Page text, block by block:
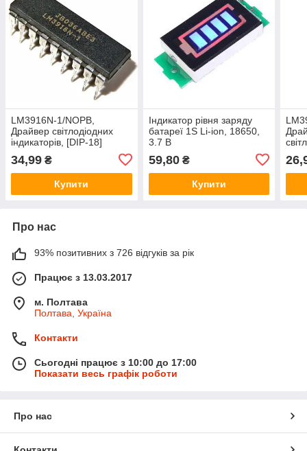
LM3916N-1/NOPB,
Драйвер світлодіодних
індикаторів, [DIP-18]
34,99 ₴
Купити
Індикатор рівня заряду
батареї 1S Li-ion, 18650,
3.7 В
59,80₴
Купити
Про нас
93% позитивних з 726 відгуків за рік
Працює з 13.03.2017
м. Полтава
Полтава, Україна
Контакти
Сьогодні працює з 10:00 до 17:00
Показати весь графік роботи
Про нас